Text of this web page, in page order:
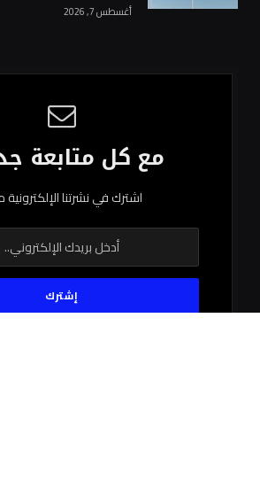
أغسطس 7, 2026
مع كل متابعة
اشترك في نشرتنا الإلكترونية